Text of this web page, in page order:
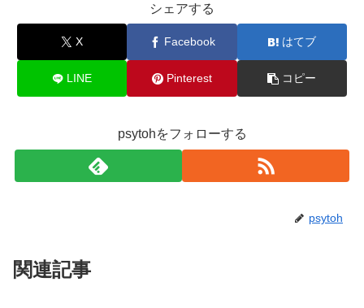
シェアする
X Facebook はてブ
LINE Pinterest コピー
psytohをフォローする
psytoh
関連記事